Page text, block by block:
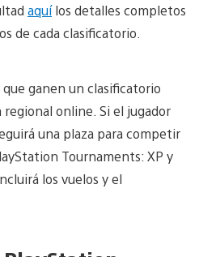
aquílos detalles completos
de cada clasificatorio.
ganen un clasificatorio
online. Si el jugador
una plaza para competir
Tournaments: XP y
los vuelos y el